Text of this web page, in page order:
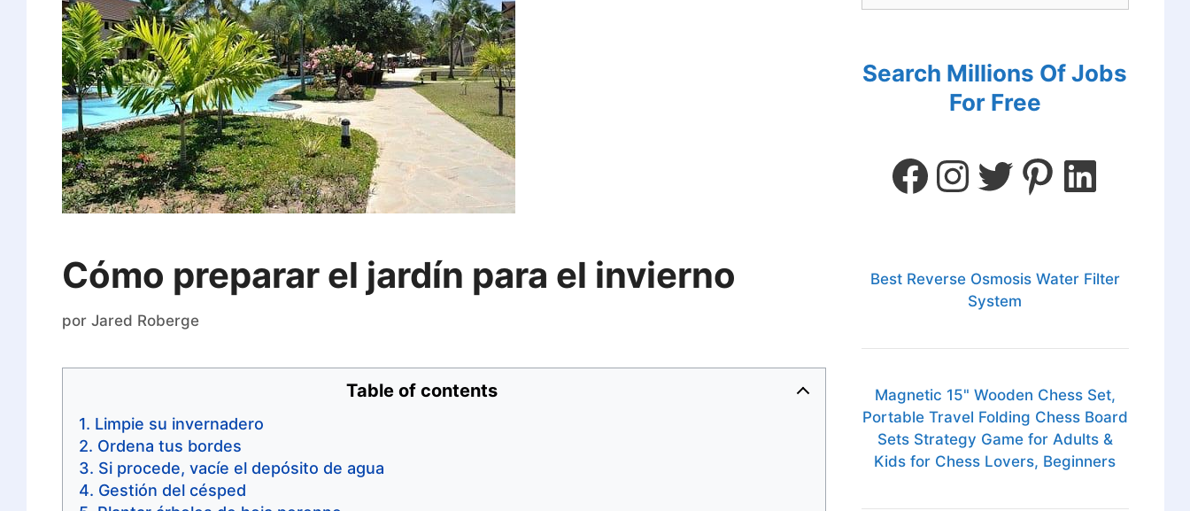
Cómo preparar el jardín para el invierno
por Jared Roberge
Table of contents
Limpie su invernadero
Ordena tus bordes
Si procede, vacíe el depósito de agua
Gestión del césped
Search Millions Of Jobs
For Free
Best Reverse Osmosis Water Filter
System
Magnetic 15" Wooden Chess Set,
Portable Travel Folding Chess Board
Sets Strategy Game for Adults &
Kids for Chess Lovers, Beginners